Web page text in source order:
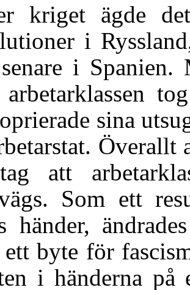
kriget ägde
i
i
arbetarklassen
sina
Överallt
att
Som ett
händer,
byte för
i händerna på